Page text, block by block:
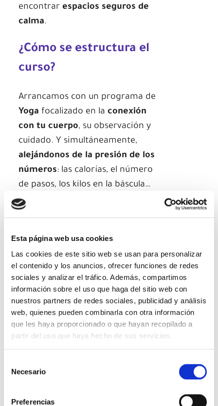
Esta página web usa cookies
Las cookies de este sitio web se usan para personalizar
el contenido y los anuncios, ofrecer funciones de redes
sociales y analizar el tráfico. Además, compartimos
información sobre el uso que haga del sitio web con
nuestros partners de redes sociales, publicidad y análisis
web, quienes pueden combinarla con otra información
que les haya proporcionado o que hayan recopilado a
partir del uso que haya hecho de sus servicios.
Necesario
Preferencias
encontrar espacios seguros de
calma.
¿Cómo se estructura el
curso?
Arrancamos con un programa de
Yoga focalizado en la conexión
con tu cuerpo, su observación y
cuidado. Y simultáneamente,
alejándonos de la presión de los
números: las calorías, el número
de pasos, los kilos en la báscula…
Centrándonos en la escucha de tu
nuestras contradicciones y
polaridades.
A través de las posturas de yoga o
asanas
y ejercicios
respiración
y relajaciónnos colocamos en un
papel activo de escucha del cuerpo
y de la mente. Por tanto, nos
cuidado de nuestra salud y disfrute